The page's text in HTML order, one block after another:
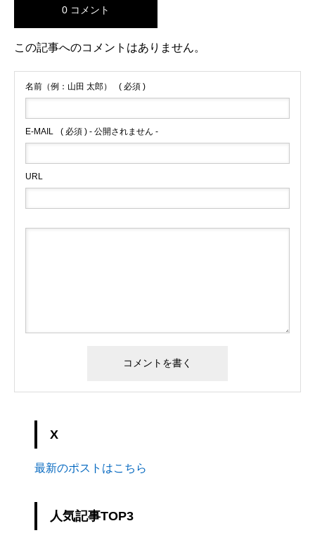
0 コメント
この記事へのコメントはありません。
名前（例：山田 太郎） ( 必須 )
E-MAIL ( 必須 ) - 公開されません -
URL
X
最新のポストはこちら
人気記事TOP3